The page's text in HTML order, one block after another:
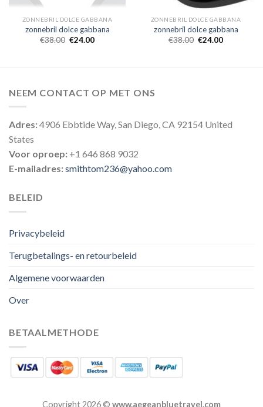
ZONNEBRIL DOLCE GABBANA
zonnebril dolce gabbana
€38.00 €24.00
ZONNEBRIL DOLCE GABBANA
zonnebril dolce gabbana
€38.00 €24.00
NEEM CONTACT OP MET ONS
Adres:4906 Ebbtide Way, San Diego, CA 92154 United
States
Voor oproep: +1 646 868 9032
E-mailadres:smithtom236@yahoo.com
BELEID
Privacybeleid
Terugbetalings- en retourbeleid
Algemene voorwaarden
Over
BETAALMETHODE
Copyright 2026 © www.aegeanbluetravel.com